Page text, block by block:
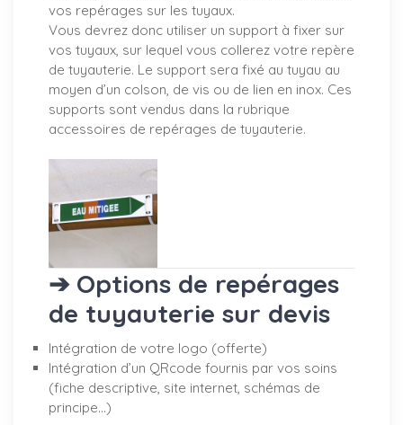
vos repérages sur les tuyaux.
Vous devrez donc utiliser un support à fixer sur
vos tuyaux, sur lequel vous collerez votre repère
de tuyauterie. Le support sera fixé au tuyau au
moyen d’un colson, de vis ou de lien en inox. Ces
supports sont vendus dans la rubrique
accessoires de repérages de tuyauterie.
➔ Options de repérages
de tuyauterie sur devis
Intégration de votre logo (offerte)
Intégration d’un QRcode fournis par vos soins
(fiche descriptive, site internet, schémas de
principe…)